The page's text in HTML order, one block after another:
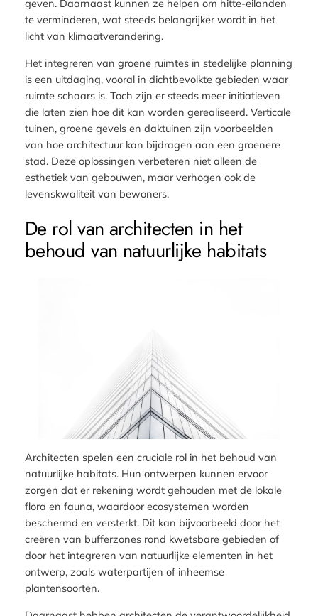
geven. Daarnaast kunnen ze helpen om hitte-eilanden
te verminderen, wat steeds belangrijker wordt in het
licht van klimaatverandering.
Het integreren van groene ruimtes in stedelijke planning
is een uitdaging, vooral in dichtbevolkte gebieden waar
ruimte schaars is. Toch zijn er steeds meer initiatieven
die laten zien hoe dit kan worden gerealiseerd. Verticale
tuinen, groene gevels en daktuinen zijn voorbeelden
van hoe architectuur kan bijdragen aan een groenere
stad. Deze oplossingen verbeteren niet alleen de
esthetiek van gebouwen, maar verhogen ook de
levenskwaliteit van bewoners.
De rol van architecten in het
behoud van natuurlijke habitats
Architecten spelen een cruciale rol in het behoud van
natuurlijke habitats. Hun ontwerpen kunnen ervoor
zorgen dat er rekening wordt gehouden met de lokale
flora en fauna, waardoor ecosystemen worden
beschermd en versterkt. Dit kan bijvoorbeeld door het
creëren van bufferzones rond kwetsbare gebieden of
door het integreren van natuurlijke elementen in het
ontwerp, zoals waterpartijen of inheemse
plantensoorten.